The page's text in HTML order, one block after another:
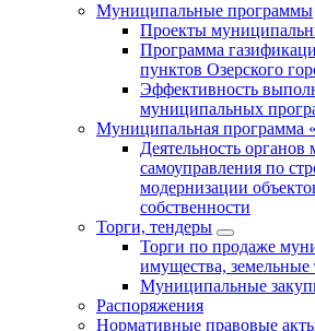
Муниципальные программы
Проекты
Программа
пунктов Озерского
Эффективность
муниципальных
Муниципальная программа
Деятельность органов
самоуправления по
модернизации
собственности
Торги, тендеры
Торги по продаже
имущества, земельные
Муниципальные
Распоряжения
Нормативные правовые